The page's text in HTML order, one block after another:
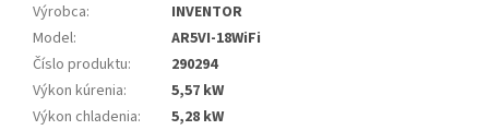
Výrobca:
INVENTOR
Model:
AR5VI-18WiFi
Číslo produktu:
290294
Výkon kúrenia:
5,57 kW
Výkon chladenia:
5,28 kW